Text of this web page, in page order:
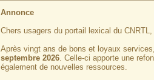
Annonce
Chers usagers du portail lexical du CNRTL,
Après vingt ans de bons et loyaux
septembre 2026. Celle-ci apporte une
également de nouvelles ressources.